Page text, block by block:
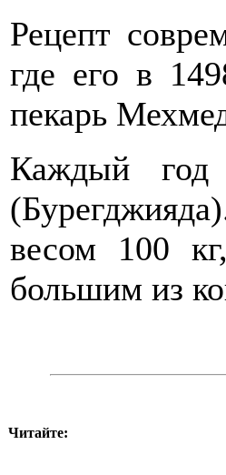
Рецепт
где его в
пекарь
Каждый год
весом 100
большим из
Читайте: